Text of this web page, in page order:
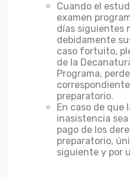
Cuando el
examen
días siguientes
debidamente
caso fortuito,
de la
Programa,
preparatorio.
En caso de que
inasistencia
pago de los
preparatorio,
siguiente y por